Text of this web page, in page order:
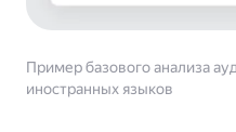
Пример базового анализа
иностранных языков